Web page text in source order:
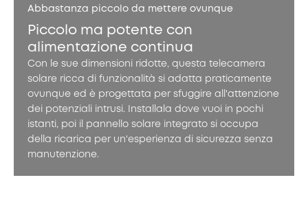
Abbastanza piccolo da mettere ovunque
Piccolo ma potente con
alimentazione continua
Con le sue dimensioni ridotte, questa telecamera
solare ricca di funzionalità si adatta praticamente
ovunque ed è progettata per sfuggire all'attenzione
dei potenziali intrusi. Installala dove vuoi in pochi
istanti, poi il pannello solare integrato si occupa
della ricarica per un'esperienza di sicurezza senza
manutenzione.